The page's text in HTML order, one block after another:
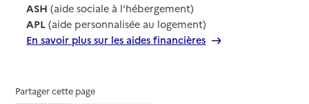
ASH (aide sociale à l'hébergement)
APL (aide personnalisée au logement)
En savoir plus sur les aides financières
Partager cette page